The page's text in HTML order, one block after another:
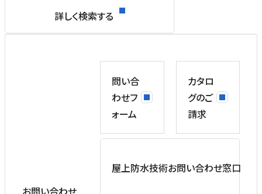
詳しく検索する
お問い合わせ
問い合
わせフ
ォーム
カタロ
グのご
請求
屋上防水技術お問い合わせ窓口